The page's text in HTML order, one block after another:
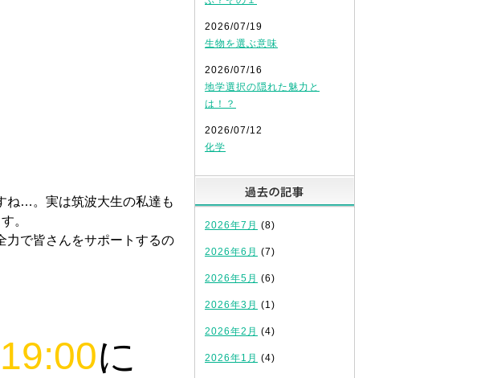
ね…。実は筑波大生の私達も
。
力で皆さんをサポートするの
に
2026/07/19
生物を選ぶ意味
2026/07/16
地学選択の隠れた魅力と
は！？
2026/07/12
化学
2026年7月 (8)
2026年6月 (7)
2026年5月 (6)
2026年3月 (1)
2026年2月 (4)
2026年1月 (4)